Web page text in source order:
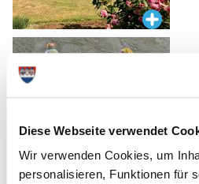
Diese Webseite verwendet
Wir verwenden Cookies, um
personalisieren, Funktionen für